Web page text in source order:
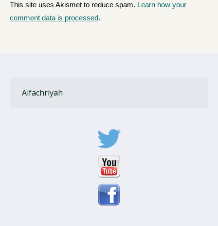
This site uses Akismet to reduce spam. Learn how your
comment data is processed.
Alfachriyah